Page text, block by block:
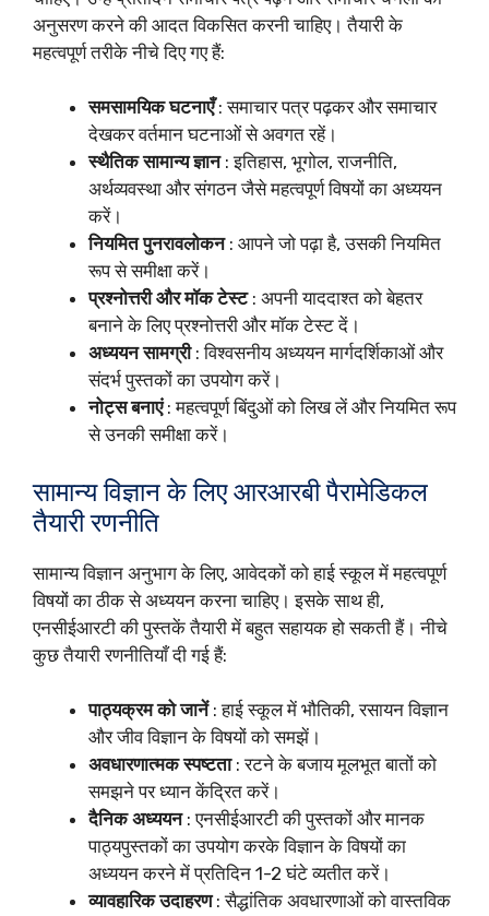
अनुसरण करने की आदत विकसित करनी चाहिए। तैयारी के
महत्वपूर्ण तरीके नीचे दिए गए हैं:
समसामयिक घटनाएँ: समाचार पत्र पढ़कर और समाचार
देखकर वर्तमान घटनाओं से अवगत रहें।
स्थैतिक सामान्य ज्ञान: इतिहास, भूगोल, राजनीति,
अर्थव्यवस्था और संगठन जैसे महत्वपूर्ण विषयों का अध्ययन
करें।
नियमित पुनरावलोकन: आपने जो पढ़ा है, उसकी नियमित
रूप से समीक्षा करें।
प्रश्नोत्तरी और मॉक टेस्ट: अपनी याददाश्त को बेहतर
बनाने के लिए प्रश्नोत्तरी और मॉक टेस्ट दें।
अध्ययन सामग्री: विश्वसनीय अध्ययन मार्गदर्शिकाओं और
संदर्भ पुस्तकों का उपयोग करें।
नोट्स बनाएं: महत्वपूर्ण बिंदुओं को लिख लें और नियमित रूप
से उनकी समीक्षा करें।
सामान्य विज्ञान के लिए आरआरबी पैरामेडिकल
तैयारी रणनीति
सामान्य विज्ञान अनुभाग के लिए, आवेदकों को हाई स्कूल में महत्वपूर्ण
विषयों का ठीक से अध्ययन करना चाहिए। इसके साथ ही,
एनसीईआरटी की पुस्तकें तैयारी में बहुत सहायक हो सकती हैं। नीचे
कुछ तैयारी रणनीतियाँ दी गई हैं:
पाठ्यक्रम को जानें: हाई स्कूल में भौतिकी, रसायन विज्ञान
और जीव विज्ञान के विषयों को समझें।
अवधारणात्मक स्पष्टता: रटने के बजाय मूलभूत बातों को
समझने पर ध्यान केंद्रित करें।
दैनिक अध्ययन: एनसीईआरटी की पुस्तकों और मानक
पाठ्यपुस्तकों का उपयोग करके विज्ञान के विषयों का
अध्ययन करने में प्रतिदिन 1-2 घंटे व्यतीत करें।
व्यावहारिक उदाहरण: सैद्धांतिक अवधारणाओं को वास्तविक